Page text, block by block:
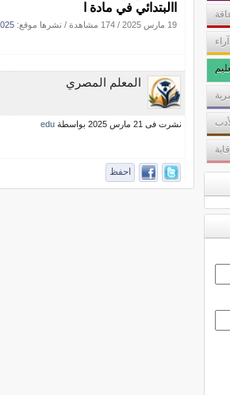
االبتدائي في مادة ا
19 مارس 2025 / 174 مشاهدة / نشرها موقع:
المعلم المصري
نشرت فى 21 مارس 2025 بواسطة edu
احفظ